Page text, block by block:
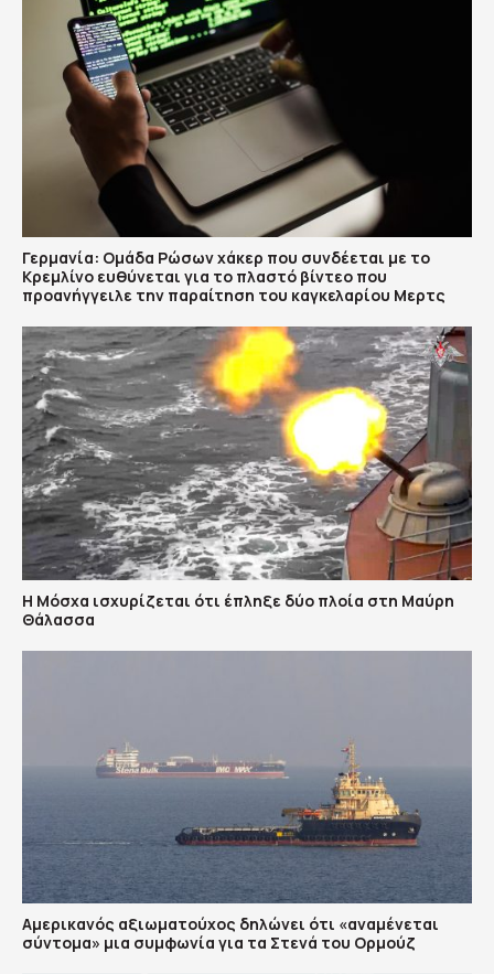
Γερμανία: Ομάδα Ρώσων χάκερ που συνδέεται με το
Κρεμλίνο ευθύνεται για το πλαστό βίντεο που
προανήγγειλε την παραίτηση του καγκελαρίου Μερτς
Η Μόσχα ισχυρίζεται ότι έπληξε δύο πλοία στη Μαύρη
Θάλασσα
Αμερικανός αξιωματούχος δηλώνει ότι «αναμένεται
σύντομα» μια συμφωνία για τα Στενά του Ορμούζ